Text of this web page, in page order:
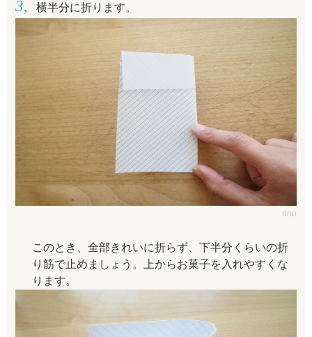
横半分に折ります。
rino
このとき、全部きれいに折らず、下半分くらいの折
り筋で止めましょう。上からお菓子を入れやすくな
ります。